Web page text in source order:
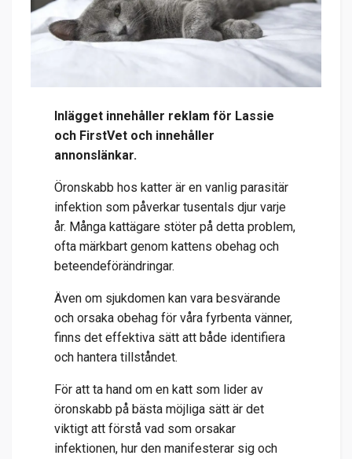
Inlägget innehåller reklam för Lassie
och FirstVet och innehåller
annonslänkar.
Öronskabb hos katter är en vanlig parasitär
infektion som påverkar tusentals djur varje
år. Många kattägare stöter på detta problem,
ofta märkbart genom kattens obehag och
beteendeförändringar.
Även om sjukdomen kan vara besvärande
och orsaka obehag för våra fyrbenta vänner,
finns det effektiva sätt att både identifiera
och hantera tillståndet.
För att ta hand om en katt som lider av
öronskabb på bästa möjliga sätt är det
viktigt att förstå vad som orsakar
infektionen, hur den manifesterar sig och